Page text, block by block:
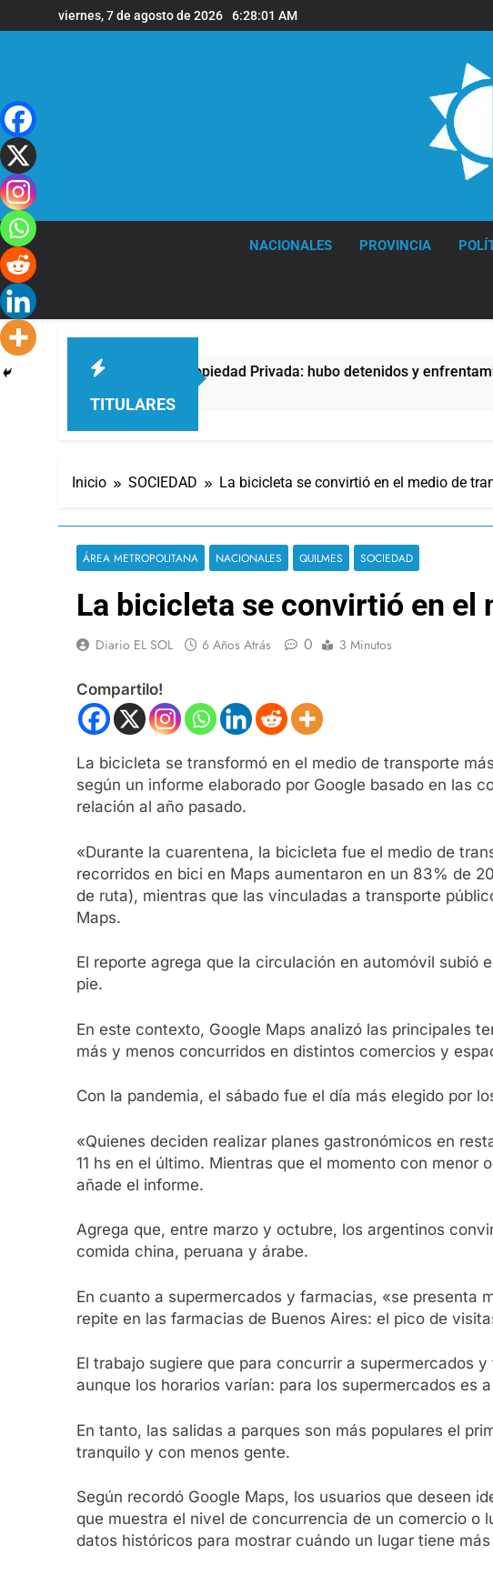
al
viernes, 7 de agosto de 2026 6:28:02 AM
NACIONALES PROVINCIA
TITULARES
la Ley de Propiedad Privada: hubo detenidos y enfrentamientos
Inicio SOCIEDAD La bicicleta se convirtió en el medio de
ÁREA METROPOLITANA NACIONALES QUILMES SOCIEDAD
La bicicleta se convirtió en el
Diario EL SOL 6 Años Atrás 0 3 Minutos
Compartilo!
La bicicleta se transformó en el medio de transporte
según un informe elaborado por Google basado en las
relación al año pasado.
«Durante la cuarentena, la bicicleta fue el medio de
recorridos en bici en Maps aumentaron en un 83% de
de ruta), mientras que las vinculadas a transporte
Maps.
El reporte agrega que la circulación en automóvil subió
pie.
En este contexto, Google Maps analizó las principales
más y menos concurridos en distintos comercios y
Con la pandemia, el sábado fue el día más elegido por
«Quienes deciden realizar planes gastronómicos en
11 hs en el último. Mientras que el momento con
añade el informe.
Agrega que, entre marzo y octubre, los argentinos
comida china, peruana y árabe.
En cuanto a supermercados y farmacias, «se presenta
repite en las farmacias de Buenos Aires: el pico de
El trabajo sugiere que para concurrir a supermercados
aunque los horarios varían: para los supermercados es
En tanto, las salidas a parques son más populares el
tranquilo y con menos gente.
Según recordó Google Maps, los usuarios que deseen
que muestra el nivel de concurrencia de un comercio
datos históricos para mostrar cuándo un lugar tiene